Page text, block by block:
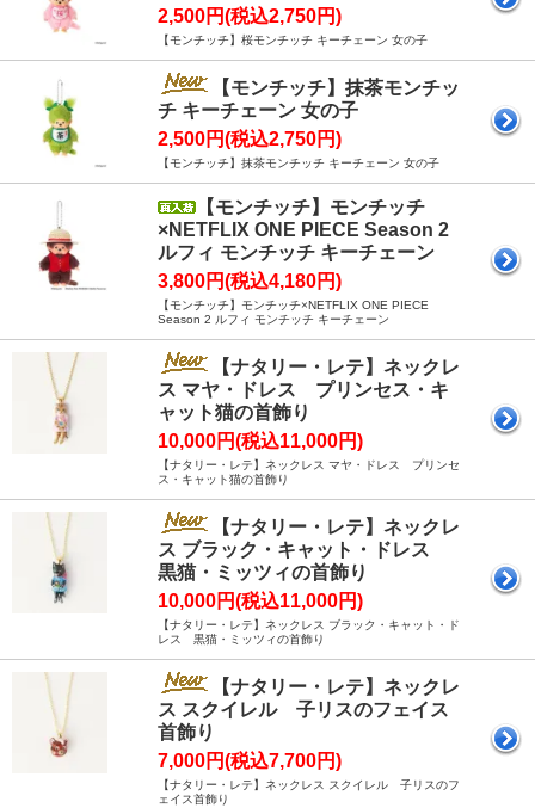
2,500円(税込2,750円)
【モンチッチ】桜モンチッチ キーチェーン 女の子
【モンチッチ】抹茶モンチッ
チ キーチェーン 女の子
2,500円(税込2,750円)
【モンチッチ】抹茶モンチッチ キーチェーン 女の子
【モンチッチ】モンチッチ
×NETFLIX ONE PIECE Season 2
ルフィ モンチッチ キーチェーン
3,800円(税込4,180円)
【モンチッチ】モンチッチ×NETFLIX ONE PIECE
Season 2 ルフィ モンチッチ キーチェーン
【ナタリー・レテ】ネックレ
ス マヤ・ドレス プリンセス・キ
ャット猫の首飾り
10,000円(税込11,000円)
【ナタリー・レテ】ネックレス マヤ・ドレス プリンセ
ス・キャット猫の首飾り
【ナタリー・レテ】ネックレ
ス ブラック・キャット・ドレス
黒猫・ミッツィの首飾り
10,000円(税込11,000円)
【ナタリー・レテ】ネックレス ブラック・キャット・ド
レス 黒猫・ミッツィの首飾り
【ナタリー・レテ】ネックレ
ス スクイレル 子リスのフェイス
首飾り
7,000円(税込7,700円)
【ナタリー・レテ】ネックレス スクイレル 子リスのフ
ェイス首飾り